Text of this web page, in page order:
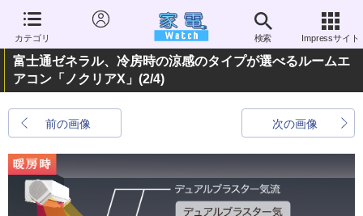
カテゴリ 検索 Impressサイト
富士通ゼネラル、冷房時の涼感のタイプが選べるルームエ
アコン「ノクリアX」 (2/4)
前の画像 次の画像